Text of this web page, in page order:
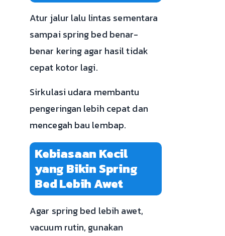
Atur jalur lalu lintas sementara
sampai spring bed benar-
benar kering agar hasil tidak
cepat kotor lagi.
Sirkulasi udara membantu
pengeringan lebih cepat dan
mencegah bau lembap.
Kebiasaan Kecil
yang Bikin Spring
Bed Lebih Awet
Agar spring bed lebih awet,
vacuum rutin, gunakan